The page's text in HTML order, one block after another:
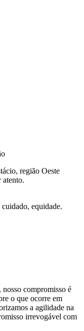
região Oeste
atento.
equidade.
compromisso é
o que ocorre em
a agilidade na
irrevogável com